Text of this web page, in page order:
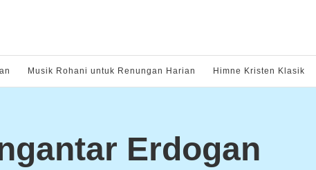
Musik Rohani untuk Renungan Harian Himne Kristen Klasik
Erdogan